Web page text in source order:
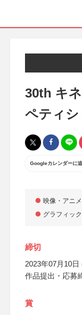
30th キ
ペティシ
Googleカレンダーに
映像・アニ
グラフィッ
締切
2023年07月10日
作品提出・応募
賞